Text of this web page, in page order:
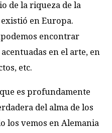
de la riqueza de la
en Europa.
encontrar
en el arte, en
etc.
es profundamente
del alma de los
los vemos en Alemania